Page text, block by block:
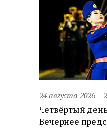
24 августа 2026
Четвёртый
Вечернее